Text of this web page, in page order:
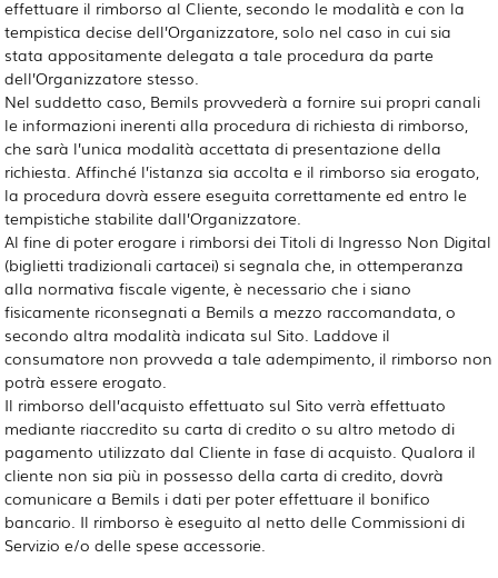
effettuare il rimborso al Cliente, secondo le modalità e con la
tempistica decise dell’Organizzatore, solo nel caso in cui sia
stata appositamente delegata a tale procedura da parte
dell’Organizzatore stesso.
Nel suddetto caso, Bemils provvederà a fornire sui propri canali
le informazioni inerenti alla procedura di richiesta di rimborso,
che sarà l’unica modalità accettata di presentazione della
richiesta. Affinché l’istanza sia accolta e il rimborso sia erogato,
la procedura dovrà essere eseguita correttamente ed entro le
tempistiche stabilite dall’Organizzatore.
Al fine di poter erogare i rimborsi dei Titoli di Ingresso Non Digital
(biglietti tradizionali cartacei) si segnala che, in ottemperanza
alla normativa fiscale vigente, è necessario che i siano
fisicamente riconsegnati a Bemils a mezzo raccomandata, o
secondo altra modalità indicata sul Sito. Laddove il
consumatore non provveda a tale adempimento, il rimborso non
potrà essere erogato.
Il rimborso dell’acquisto effettuato sul Sito verrà effettuato
mediante riaccredito su carta di credito o su altro metodo di
pagamento utilizzato dal Cliente in fase di acquisto. Qualora il
cliente non sia più in possesso della carta di credito, dovrà
comunicare a Bemils i dati per poter effettuare il bonifico
bancario. Il rimborso è eseguito al netto delle Commissioni di
Servizio e/o delle spese accessorie.